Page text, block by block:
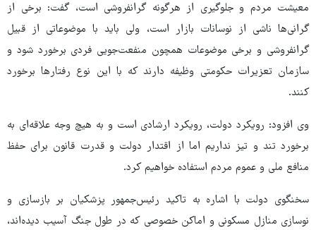
معیشت مردم و جلوگیری از هرگونه گرانفروشی است، گفت: برخی از
گرانی‌ها ناشی از نوسانات بازار است، ولی باید با موضوعاتی از قبیل
گرانفروشی و برخی موضوعات همچون منفعت‌جویی فردی برخورد شود و
سازمان تعزیرات حکومتی وظیفه دارند که با این نوع رفتارها برخورد
کنند.
وی افزود: رویکرد دولت، رویکرد ارشادی است و به هیچ وجه علاقه‌ای به
برخورد تند و تیز نداریم اما از اقتدار دولت و قدرت قانون برای حفظ
منافع ملی و عموم مردم استفاده خواهیم کرد.
سخنگوی دولت با اشاره به تاکید رئیس‌جمهور پزشکیان بر بازسازی و
نوسازی منازل مسکونی و اماکن خصوصی که در طول جنگ آسیب دیده‌اند،